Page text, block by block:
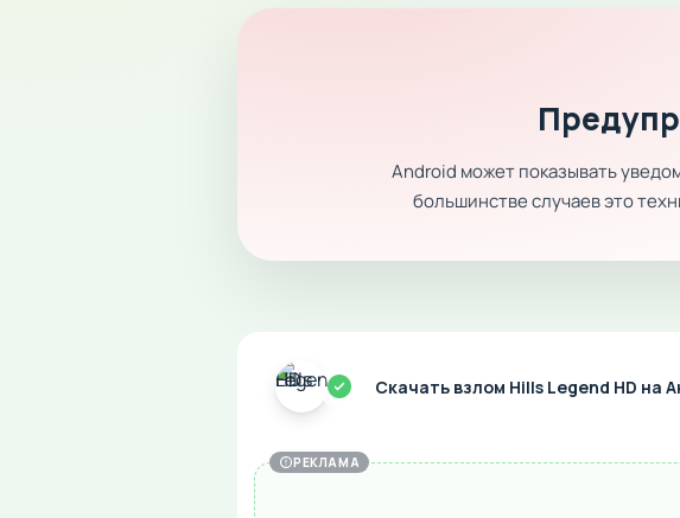
Android может показывать
большинстве случаев это
Скачать взлом Hills Legend HD на
РЕКЛАМА